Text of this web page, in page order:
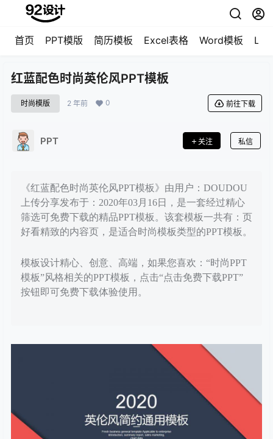
首页 PPT模版 简历模板 Excel表格 Word模板
红蓝配色时尚英伦风PPT模板
时尚模版 2 年前 0 前往下载
PPT 关注 私信
《红蓝配色时尚英伦风PPT模板》由用户：DOUDOU
上传分享发布于：2020年03月16日，是一套经过精心
筛选可免费下载的精品PPT模板。该套模板一共有：页
好看精致的内容页，是适合时尚模板类型的PPT模板。
模板设计精心、创意、高端，如果您喜欢：“时尚PPT
模板”风格相关的PPT模板，点击“点击免费下载PPT”
按钮即可免费下载体验使用。